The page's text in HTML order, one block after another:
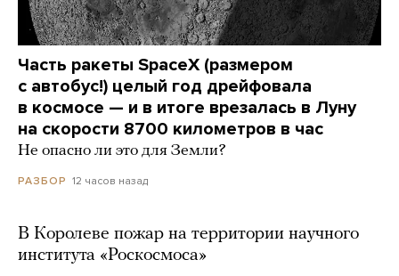
Часть ракеты SpaceX (размером
с автобус!) целый год дрейфовала
в космосе — и в итоге врезалась в Луну
на скорости 8700 километров в час
Не опасно ли это для Земли?
РАЗБОР 12 часов назад
В Королеве пожар на территории научного
института «Роскосмоса»